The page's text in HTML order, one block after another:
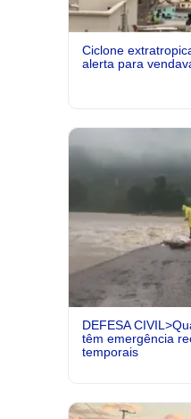
Ciclone
alerta para
DEFESA
têm emergência
temporais